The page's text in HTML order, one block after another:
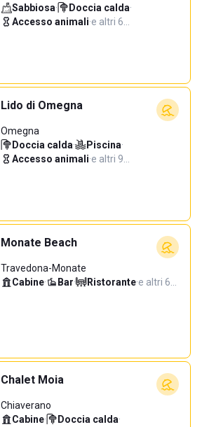
Sabbiosa· Doccia calda·
Accesso animali·e altri 6…
Lido di Omegna
Omegna
Doccia calda· Piscina·
Accesso animali·e altri 9…
Monate Beach
Travedona-Monate
Cabine· Bar· Ristorante·e altri 6…
Chalet Moia
Chiaverano
Cabine· Doccia calda·